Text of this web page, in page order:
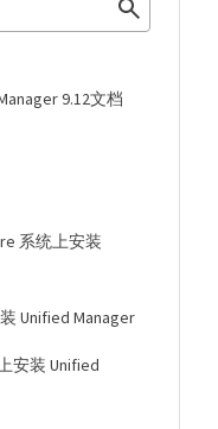
9.12文档
系统上安装
Unified Manager
安装 Unified